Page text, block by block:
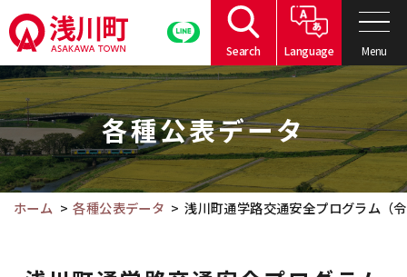
の
ペ
ー
ジ
の
本
文
へ
Search Language Menu
こ
こ
か
ら
本
文
各種公表データ
ホーム 各種公表データ 浅川町通学路交通安全プログラム（